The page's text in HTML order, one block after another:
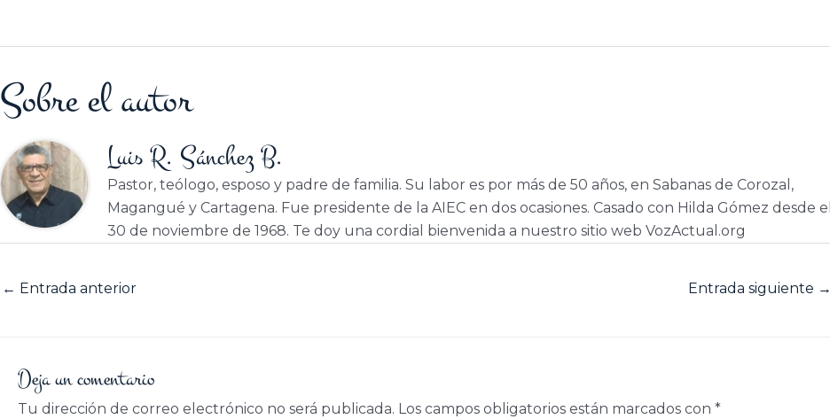
Sobre el autor
Luis R. Sánchez B.
Pastor, teólogo, esposo y padre de familia. Su labor es por más de 50 años, en Sabanas de Corozal,
Magangué y Cartagena. Fue presidente de la AIEC en dos ocasiones. Casado con Hilda Gómez desde el
30 de noviembre de 1968. Te doy una cordial bienvenida a nuestro sitio web VozActual.org
← Entrada anterior Entrada siguiente →
Deja un comentario
Tu dirección de correo electrónico no será publicada. Los campos obligatorios están marcados con *